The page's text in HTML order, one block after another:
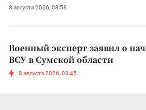
8 августа 2026, 03:58
Военный эксперт заявил о
ВСУ в Сумской области
8 августа 2026, 03:45